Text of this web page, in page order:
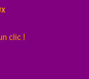
clic !